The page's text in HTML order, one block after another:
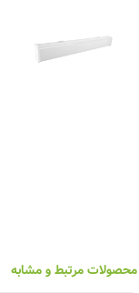
محصولات مرتبط و مشابه